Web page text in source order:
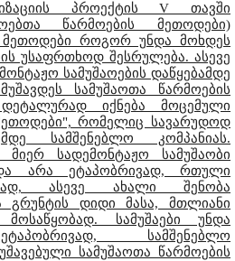
პროექტის V თავში
წარმოების მეთოდები)
მეთოდები როგორ უნდა მოხდეს
უსაფრთხოდ შესრულება. ასევე
სამუშაოების დაწყებამდე
სამუშაოთა წარმოების
იქნება მოცემული
რომელიც სავარუდოდ
სამშენებლო კომპანიას.
მიერ სადემონტაჟო სამუშაობი
არა ეტაპობრივად, რთული
ასევე ახალი შენობა
გრუნტის დიდი მასა, მთლიანი
სამუშაები უნდა
სამშენებლო
სამუშაოთა წარმოების